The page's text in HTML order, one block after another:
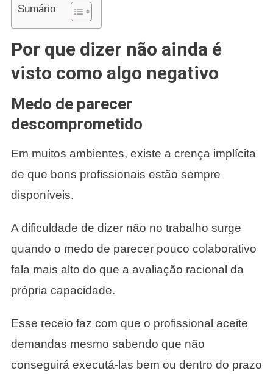
Sumário
Por que dizer não ainda é
visto como algo negativo
Medo de parecer
descomprometido
Em muitos ambientes, existe a crença implícita
de que bons profissionais estão sempre
disponíveis.
A dificuldade de dizer não no trabalho surge
quando o medo de parecer pouco colaborativo
fala mais alto do que a avaliação racional da
própria capacidade.
Esse receio faz com que o profissional aceite
demandas mesmo sabendo que não
conseguirá executá-las bem ou dentro do prazo